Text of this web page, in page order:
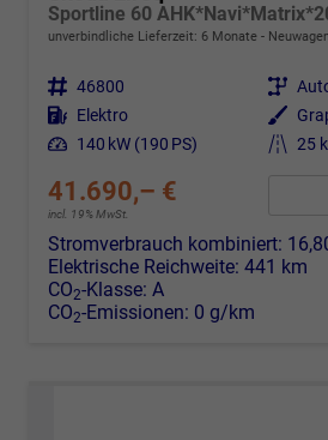
unverbindliche Lieferzeit: 6 Monate Neuwagen
Fahrzeugnr. 46800 Getriebe
Kraftstoff Elektro Außenfarbe
Leistung 140 kW (190 PS) Kilometerstand 25
41.690,– €
incl. 19% MwSt.
Stromverbrauch kombiniert:
Elektrische Reichweite: 441 km
CO2-Klasse: A
CO2-Emissionen: 0 g/km